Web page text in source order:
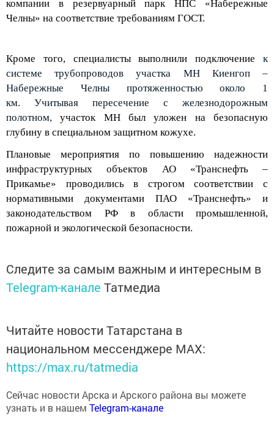
Челны» на соответствие требованиям ГОСТ
системетрубопроводов участка МНКиенгоп–
Набережные Челны
протяженностьюоколо 1
км. Учитывая пересечениес железнодорожным
полотном, участ
к МН был уложен на безопасную
глубину в специальн
омзащитн омкожух
е.
инфраструктурных объектов АО «Транснефть –
Прикамье» проводились в строгом соответствии с
нормативными документами ПАО «Транснефть» и
законодательством РФ в области промышленной,
пожарной и экологической безопасности.
Telegram-каналеТатмедиа
Читайте новости Татарстана в
национальном мессенджере MАХ:
https://max.ru/tatmedia
узнать и в нашемTelegram-канале